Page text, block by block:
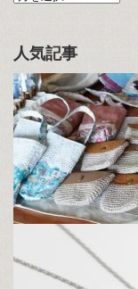
人気記事